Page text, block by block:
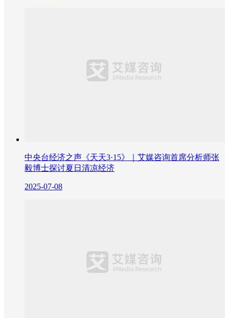
中央台经济之声《天天3·15》｜艾媒咨询首席分析师张
毅博士探讨夏日清凉经济
2025-07-08